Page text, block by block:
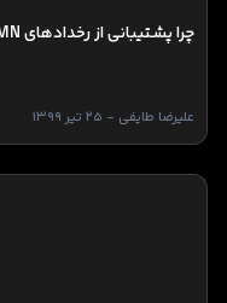
چرا پشتیبانی از رخدادهای BPMN در نرم‌افزار BPMS اهمیت دارد؟
علیرضا طایفی - 25 تیر 1399